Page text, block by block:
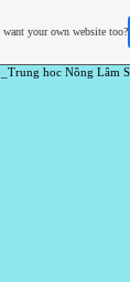
hoc Nông Lâm
your own website too?